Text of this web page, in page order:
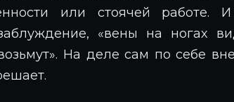
или стоячей работе.
«вены на ногах
На деле сам по себе